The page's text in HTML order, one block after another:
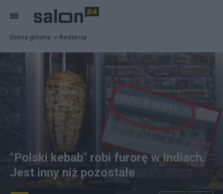
Strona główna Redakcja
"Polski kebab" robi furorę w Indiach.
Jest inny niż pozostałe